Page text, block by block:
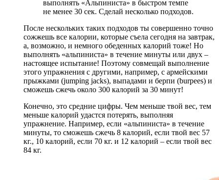
выполнять «Альпиниста» в быстром темпе
не менее 30 сек. Сделай несколько подходов.
После нескольких таких подходов ты совершенно точно
сожжешь все калории, которые съела сегодня на завтрак,
а, возможно, и немного обеденных калорий тоже! Но
выполнять «альпиниста» в течение минуты или двух –
настоящее испытание! Поэтому совмещай выполнение
этого упражнения с другими, например, с армейскими
прыжками (jumping jacks), выпадами и берпи (burpees) и
сможешь сжечь около 300 калорий за 30 минут!
Конечно, это средние цифры. Чем меньше твой вес, тем
меньше калорий удастся потерять, выполняя
упражнение. Например, если «альпиниста» в течение
минуты, то сможешь сжечь 8 калорий, если твой вес 57
кг., 10 калорий, если 70 кг. и 12 калорий – если твой вес
84 кг.